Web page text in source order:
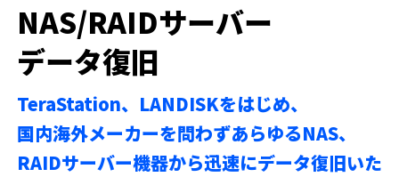
NAS/RAIDサーバー
データ復旧
TeraStation、LANDISKをはじめ、
国内海外メーカーを問わずあらゆるNAS、
RAIDサーバー機器から迅速にデータ復旧いた